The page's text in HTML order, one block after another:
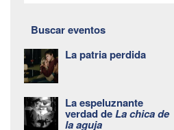
Buscar eventos
La patria perdida
La espeluznante
verdad deLa chica de
la aguja